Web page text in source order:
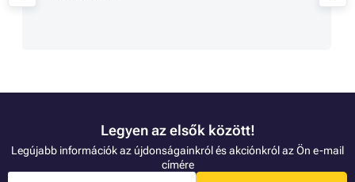
Legyen az elsők között!
Legújabb információk az újdonságainkról és akciónkról az Ön e-mail
címére